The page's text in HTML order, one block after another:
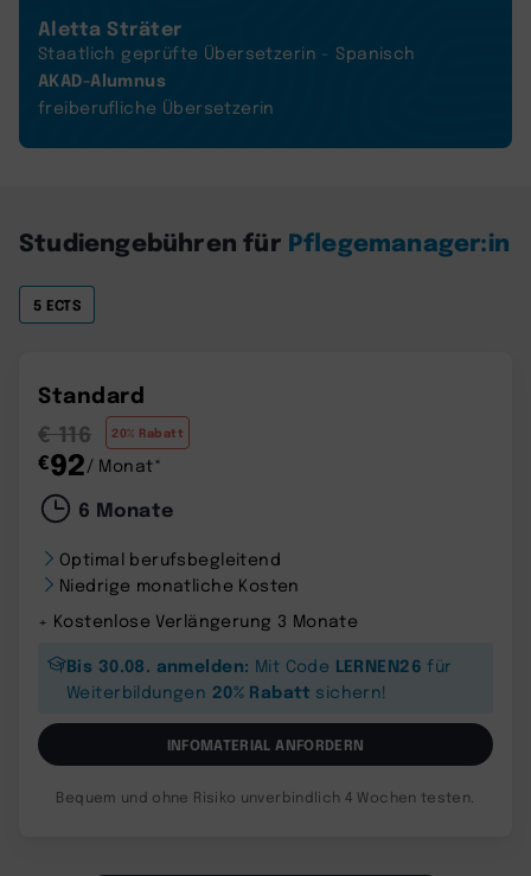
Aletta Sträter
Staatlich geprüfte Übersetzerin - Spanisch
AKAD-Alumnus
freiberufliche Übersetzerin
Studiengebühren für Pflegemanager:in
5 ECTS
Standard
€ 116
20% Rabatt
€92/ Monat*
6 Monate
Optimal berufsbegleitend
Niedrige monatliche Kosten
+ Kostenlose Verlängerung 3 Monate
Bis 30.08. anmelden: Mit Code LERNEN26 für
Weiterbildungen 20% Rabatt sichern!
INFOMATERIAL ANFORDERN
Bequem und ohne Risiko unverbindlich 4 Wochen testen.